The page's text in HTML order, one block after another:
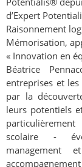
d’Expert
Raisonnement
Mémorisation,
« Innovation en
Béatrice
entreprises et
par la
leurs potentiels
scolaire -
management